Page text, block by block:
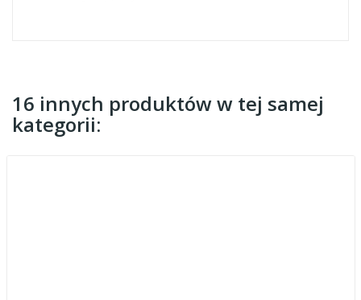
16 innych produktów w tej samej
kategorii: